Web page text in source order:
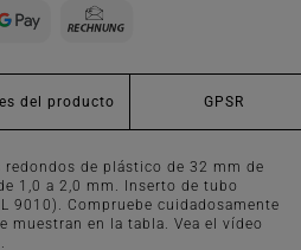
del producto GPSR
redondos de plástico de 32 mm de
1,0 a 2,0 mm. Inserto de tubo
9010). Compruebe cuidadosamente
muestran en la tabla. Vea el vídeo